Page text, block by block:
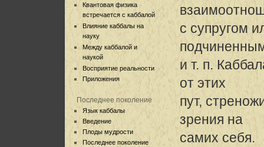
Квантовая физика
встречается с каббалой
Влияние каббалы на
науку
Между каббалой и
наукой
Восприятие реальности
Приложения
Последнее поколение
Язык каббалы
Введение
Плоды мудрости
Последнее поколение
с супругом
и т. п.
от этих
пут,
зрения на
самих себя.